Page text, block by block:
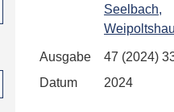
Seelbach,
Ausgabe
47 (2024)
Datum
2024